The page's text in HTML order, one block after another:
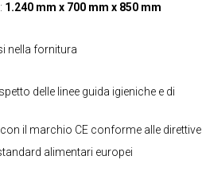
1.240 mm x 700 mm x 850 mm
nella fornitura
delle linee guida igieniche e di
il marchio CE conforme alle direttive
alimentari europei